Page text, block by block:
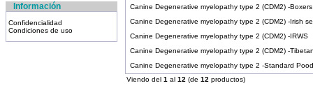
Información
Confidencialidad
Condiciones de uso
Canine Degenerative myelopathy type 2 (CDM2) -Boxers
Canine Degenerative myelopathy type 2 (CDM2) -Irish
Canine Degenerative myelopathy type 2 (CDM2) -IRWS
Canine Degenerative myelopathy type 2 (CDM2) -
Canine Degenerative myelopathy type 2 -Standard
Viendo del 1 al 12 (de 12 productos)